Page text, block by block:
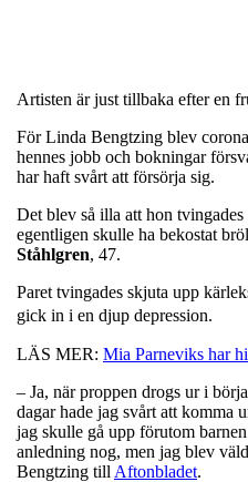
Artisten är just tillbaka efter en
För Linda Bengtzing blev
hennes jobb och bokningar
har haft svårt att försörja sig.
Det blev så illa att hon tvingades
egentligen skulle ha bekostat
Ståhlgren, 47.
Paret tvingades skjuta upp
gick in i en djup depression.
LÄS MER: Mia Parneviks har
– Ja, när proppen drogs ur i
dagar hade jag svårt att komma
jag skulle gå upp förutom
anledning nog, men jag blev
Bengtzing till Aftonbladet.